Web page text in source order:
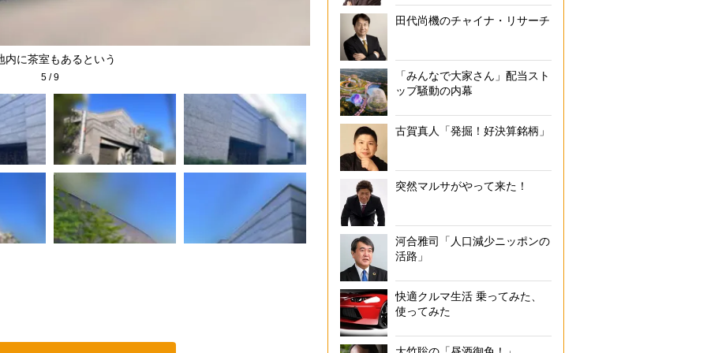
内に茶室もあるという 敷地面積は1000平米超え
5/9
田代尚機のチャイナ・リサーチ
「みんなで大家さん」配当スト
ップ騒動の内幕
古賀真人「発掘！好決算銘柄」
突然マルサがやって来た！
河合雅司「人口減少ニッポンの
活路」
快適クルマ生活 乗ってみた、
使ってみた